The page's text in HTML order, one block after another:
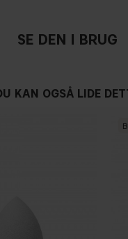
SE DEN I BRUG
KAN OGSÅ LIDE